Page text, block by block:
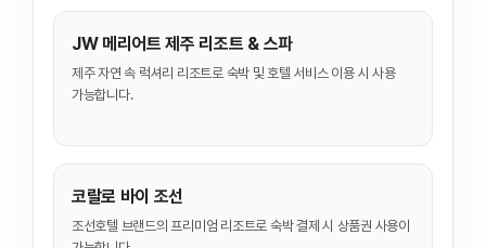
JW 메리어트 제주 리조트 & 스파
제주 자연 속 럭셔리 리조트로 숙박 및 호텔 서비스 이용 시 사용
가능합니다.
코랄로 바이 조선
조선호텔 브랜드의 프리미엄 리조트로 숙박 결제 시 상품권 사용이